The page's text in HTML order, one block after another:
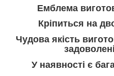
Емблема
Кріпиться на
Чудова якість
У наявності є